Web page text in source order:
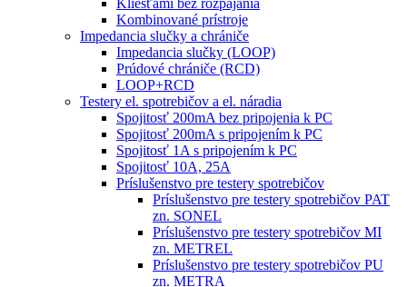
Kombinované prístroje
Impedancia slučky a chrániče
Impedancia slučky (LOOP)
Prúdové chrániče (RCD)
LOOP+RCD
Testery el. spotrebičov a el. náradia
Spojitosť 200mA bez pripojenia k PC
Spojitosť 200mA s pripojením k PC
Spojitosť 1A s pripojením k PC
Spojitosť 10A, 25A
Príslušenstvo pre testery spotrebičov
Príslušenstvo pre testery spotrebičov PAT
zn. SONEL
Príslušenstvo pre testery spotrebičov MI
zn. METREL
Príslušenstvo pre testery spotrebičov PU
zn. METRA